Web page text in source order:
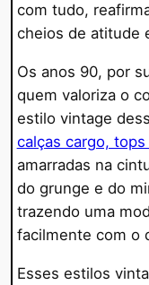
com tudo,
cheios de atitude
Os anos 90, por
quem valoriza o
estilo vintage
calças cargo,
amarradas na
do grunge e do
trazendo uma
facilmente com o
Esses estilos